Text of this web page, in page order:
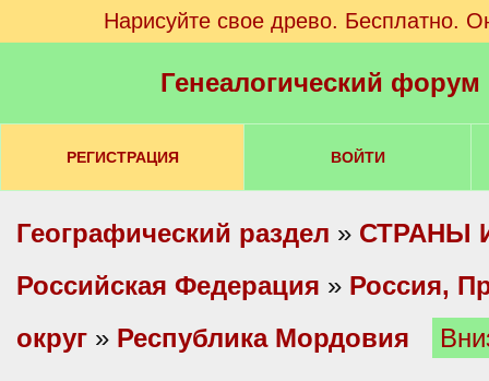
Нарисуйте свое древо. Бесплатно.
Генеалогический
РЕГИСТРАЦИЯ ВОЙТИ
Географический раздел » СТРАНЫ
Российская Федерация » Россия,
округ » Республика Мордовия